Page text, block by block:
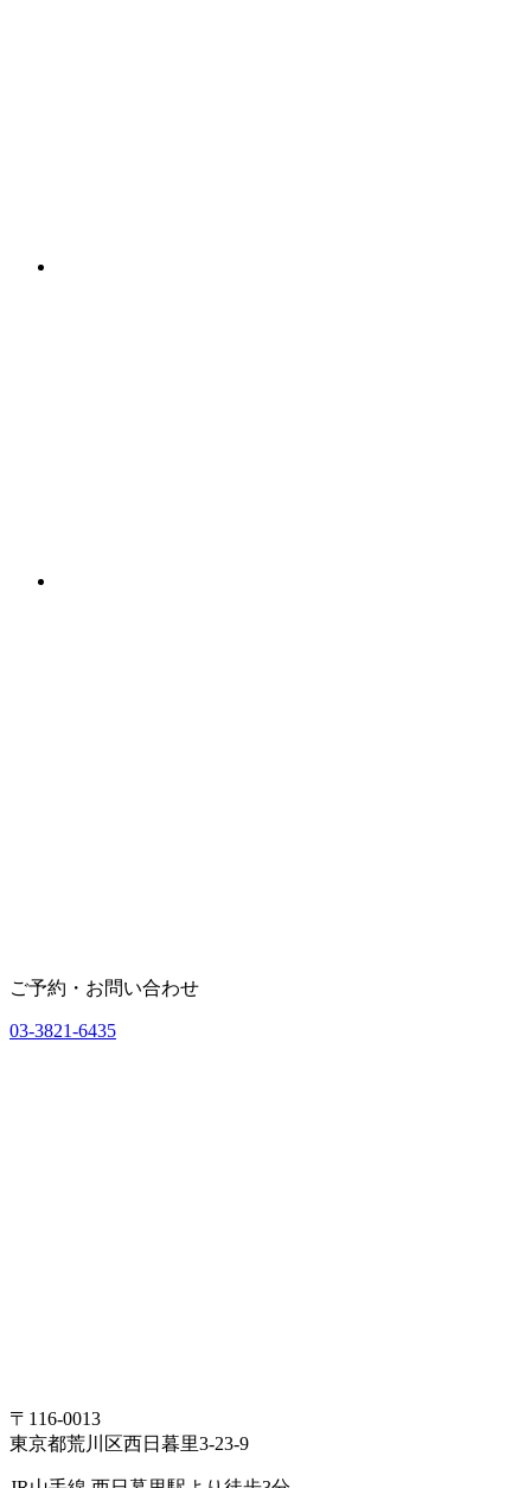
ご予約・お問い合わせ
03-3821-6435
〒116-0013
東京都荒川区西日暮里3-23-9